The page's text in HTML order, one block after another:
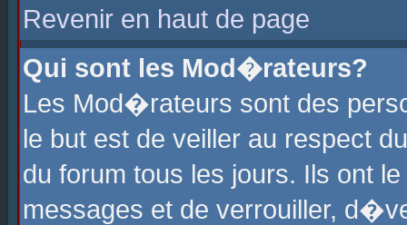
Revenir en haut de page
Qui sont les Mod�rateurs?
Les Mod�rateurs sont des
le but est de veiller au respect
du forum tous les jours. Ils ont
messages et de verrouiller,